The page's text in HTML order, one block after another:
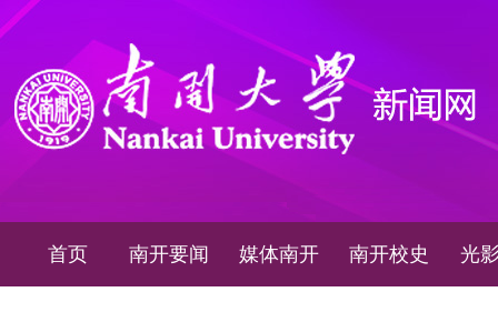
首页 南开要闻 媒体南开 南开校史 光